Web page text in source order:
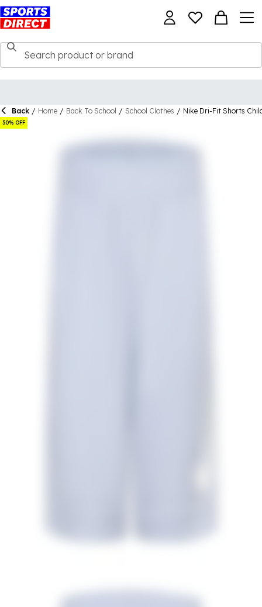
Back / Home / Back To School / School Clothes / Nike Dri-Fit Shorts
50% OFF